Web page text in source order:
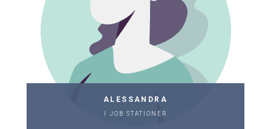
ALESSANDRA
I JOB STATIONER